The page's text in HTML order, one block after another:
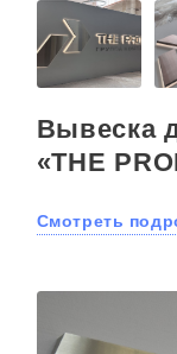
Вывеска
«THE
Смотреть